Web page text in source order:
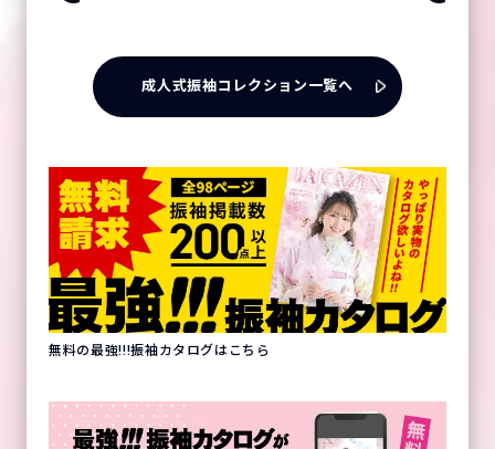
成人式振袖コレクション一覧へ
無料の最強!!!振袖カタログはこちら